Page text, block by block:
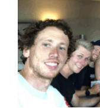
Privatsphäre-
Historie der
Einwilligungen
grösseres
Bild